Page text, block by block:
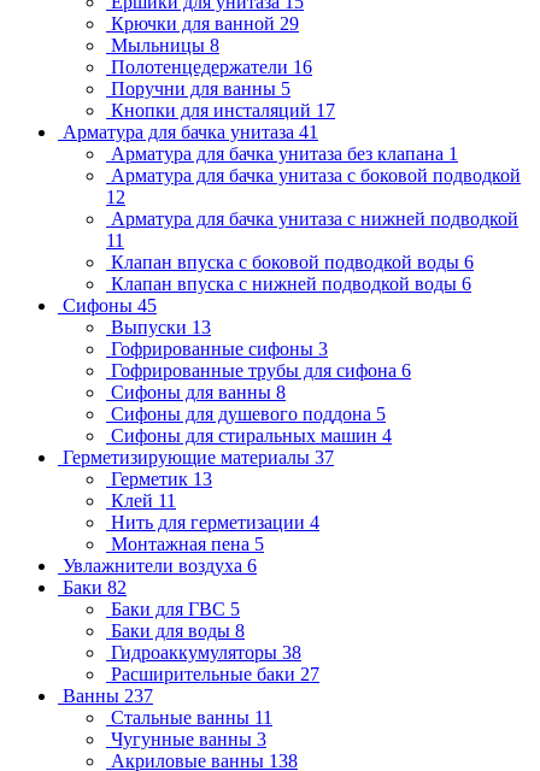
Крючки для ванной 29
Мыльницы 8
Полотенцедержатели 16
Поручни для ванны 5
Кнопки для инсталяций 17
Арматура для бачка унитаза 41
Арматура для бачка унитаза без клапана 1
Арматура для бачка унитаза с боковой подводкой
12
Арматура для бачка унитаза с нижней подводкой
11
Клапан впуска с боковой подводкой воды 6
Клапан впуска с нижней подводкой воды 6
Сифоны 45
Выпуски 13
Гофрированные сифоны 3
Гофрированные трубы для сифона 6
Сифоны для ванны 8
Сифоны для душевого поддона 5
Сифоны для стиральных машин 4
Герметизирующие материалы 37
Герметик 13
Клей 11
Нить для герметизации 4
Монтажная пена 5
Увлажнители воздуха 6
Баки 82
Баки для ГВС 5
Баки для воды 8
Гидроаккумуляторы 38
Расширительные баки 27
Ванны 237
Стальные ванны 11
Чугунные ванны 3
Акриловые ванны 138